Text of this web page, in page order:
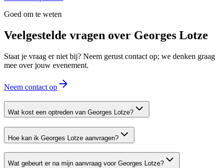
Goed om te weten
Veelgestelde vragen over Georges Lotze
Staat je vraag er niet bij? Neem gerust contact op; we denken graag
mee over jouw evenement.
Neem contact op
Wat kost een optreden van Georges Lotze?
Hoe kan ik Georges Lotze aanvragen?
Wat gebeurt er na mijn aanvraag voor Georges Lotze?